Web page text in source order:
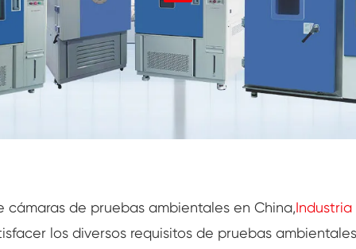
baja
Cámara de humedad de temperatura
constante
Cámara de prueba de baterías
Cámara Climática CO2
Cámara criogénica
de pruebas ambientales en China,Industria
los diversos requisitos de pruebas